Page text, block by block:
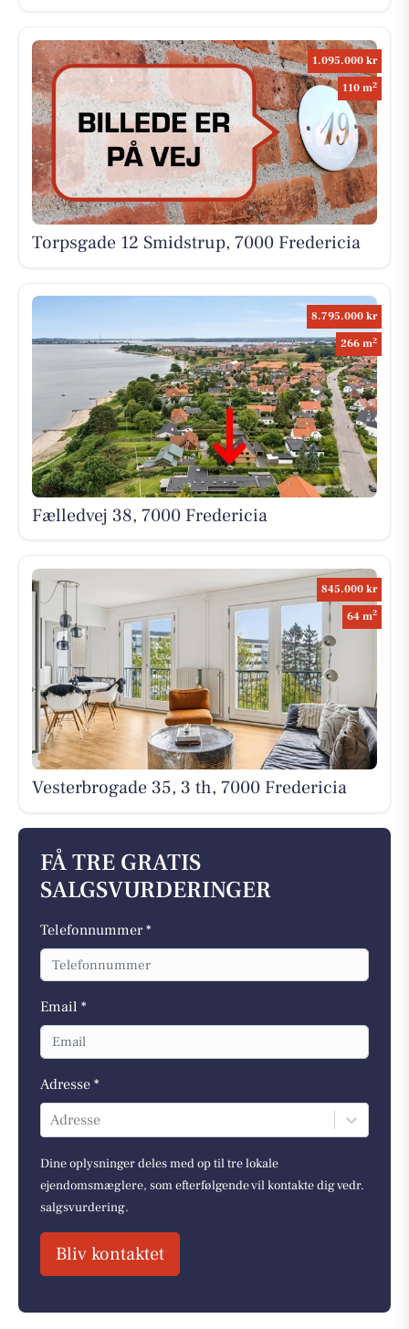
1.095.000 kr
110 m2
Torpsgade 12 Smidstrup, 7000 Fredericia
8.795.000 kr
266 m2
Fælledvej 38, 7000 Fredericia
845.000 kr
64 m2
Vesterbrogade 35, 3 th, 7000 Fredericia
FÅ TRE GRATIS
SALGSVURDERINGER
Telefonnummer *
Email *
Adresse *
Adresse
Dine oplysninger deles med op til tre lokale
ejendomsmæglere, som efterfølgende vil kontakte dig vedr.
salgsvurdering.
Bliv kontaktet